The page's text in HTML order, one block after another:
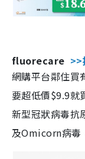
fluorecare >>
網購平台鄰住買
要超低價$9.9就
新型冠狀病毒抗
及Omicorn病毒